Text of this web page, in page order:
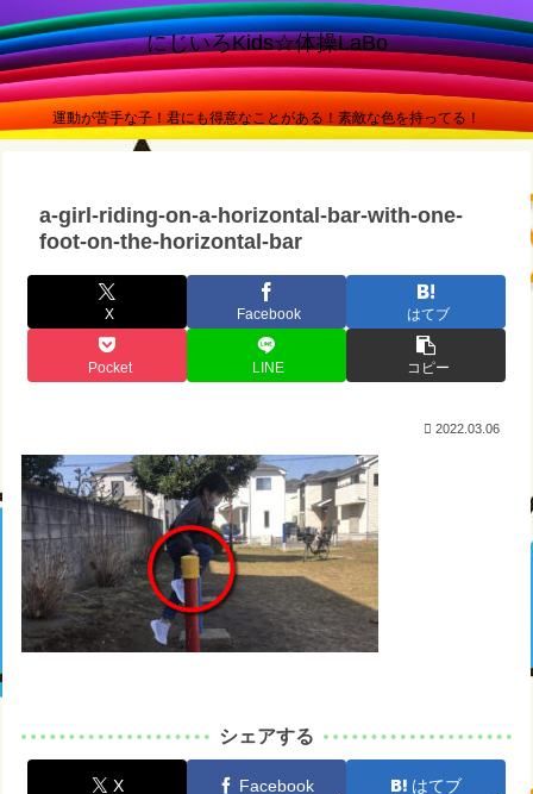
にじいろKids☆体操LaBo
運動が苦手な子！君にも得意なことがある！素敵な色を持ってる！
a-girl-riding-on-a-horizontal-bar-with-one-
foot-on-the-horizontal-bar
X Facebook はてブ
Pocket LINE コピー
2022.03.06
シェアする
X Facebook はてブ